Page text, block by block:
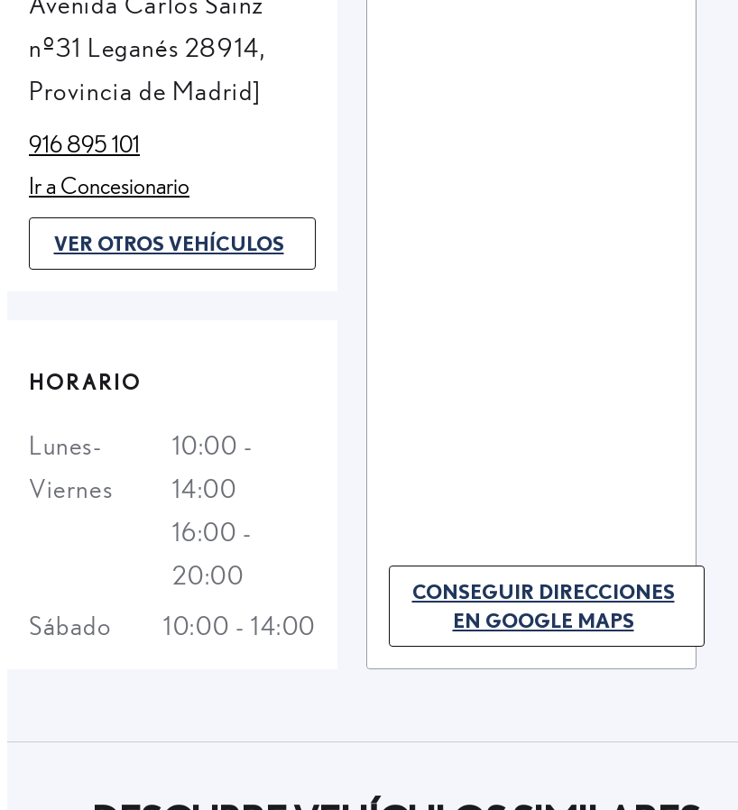
nº31 Leganés 28914,
Provincia de Madrid]
916 895 101
(Opens in new tab)
Ir a Concesionario
(Opens in new tab)
VER OTROS VEHÍCULOS
(OPENS IN NEW TAB)
CONSEGUIR DIRECCIONES
EN GOOGLE MAPS(OPENS IN NEW TAB)
HORARIO
Lunes-
Viernes
10:00 -
14:00
16:00 -
20:00
Sábado
10:00 - 14:00